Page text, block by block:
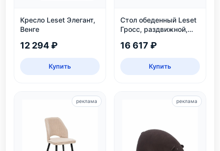
Кресло Leset Элегант,
Венге
12 294 ₽
Купить
Стол обеденный Leset
Гросс, раздвижной,
персон
16 617 ₽
Купить
реклама реклама